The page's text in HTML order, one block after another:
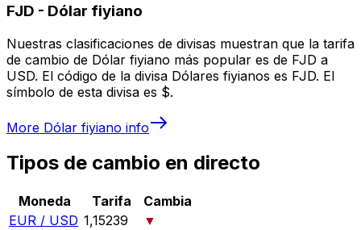
FJD - Dólar fiyiano
Nuestras clasificaciones de divisas muestran que la tarifa
de cambio de Dólar fiyiano más popular es de FJD a
USD. El código de la divisa Dólares fiyianos es FJD. El
símbolo de esta divisa es $.
More Dólar fiyiano info
Tipos de cambio en directo
Moneda Tarifa
Cambia
EUR / USD 1,15239
▼